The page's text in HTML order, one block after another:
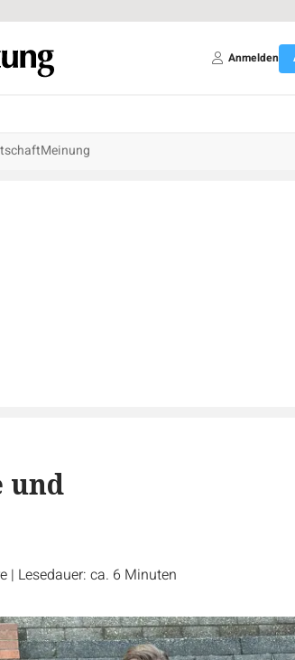
Anmelden
Meinung
und
| Lesedauer: ca. 6 Minuten